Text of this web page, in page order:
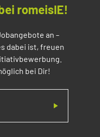
romeisIE!
an –
dabei ist, freuen
bei Dir!